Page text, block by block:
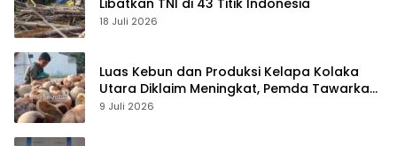
18 Juli 2026
Luas Kebun dan Produksi Kelapa Kolaka
Utara Diklaim Meningkat, Pemda Tawarkan
Peluang Investasi
9 Juli 2026